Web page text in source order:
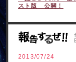
スト版 公開！
2013/07/24